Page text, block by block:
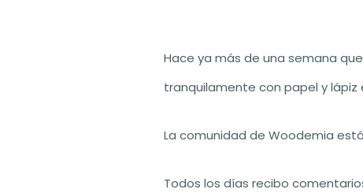
Hace ya más de una semana
tranquilamente con papel y lápiz
La comunidad de Woodemia
Todos los días recibo